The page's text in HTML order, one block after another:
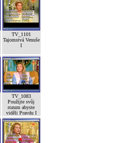
TV_1101
Tajomstvá Venuše
I
TV_1083
Použijte svůj
rozum abyste
viděli Pravdu I